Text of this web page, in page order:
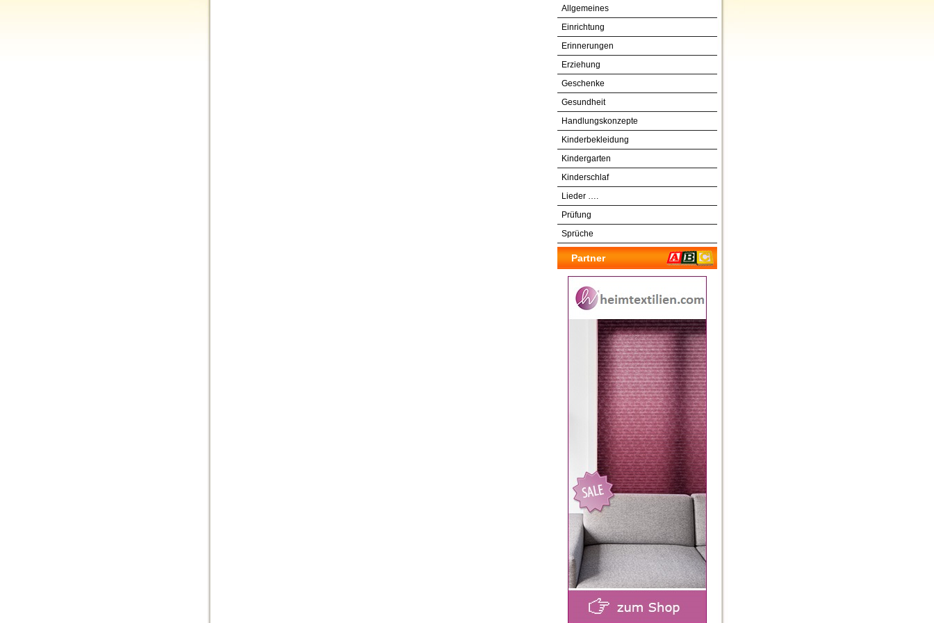
Allgemeines
Einrichtung
Erinnerungen
Erziehung
Geschenke
Gesundheit
Handlungskonzepte
Kinderbekleidung
Kindergarten
Kinderschlaf
Lieder ….
Prüfung
Sprüche
Partner